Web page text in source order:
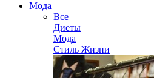
Мода
Все
Диеты
Мода
Стиль Жизни